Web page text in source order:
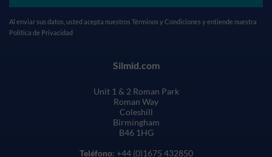
Al enviar sus datos, usted acepta nuestros Términos y Condiciones y entiende nuestra
Política de Privacidad
Silmid.com
Unit 1 & 2 Roman Park
Roman Way
Coleshill
Birmingham
B46 1HG
Teléfono: +44 (0)1675 432850